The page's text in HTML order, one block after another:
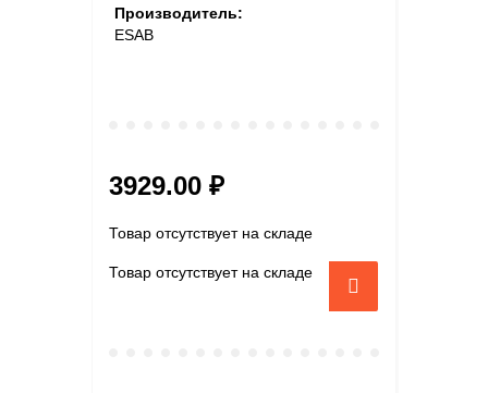
Производитель:
ESAB
3929.00 ₽
Товар отсутствует на складе
Товар отсутствует на складе